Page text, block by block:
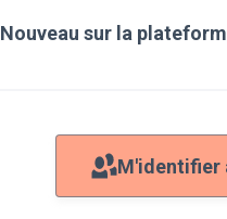
Nouveau sur la
M'identifier